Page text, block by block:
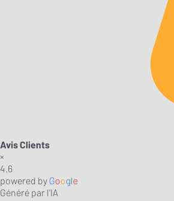
Avis Clients
×
4.6
powered by Google
Généré par l'IA